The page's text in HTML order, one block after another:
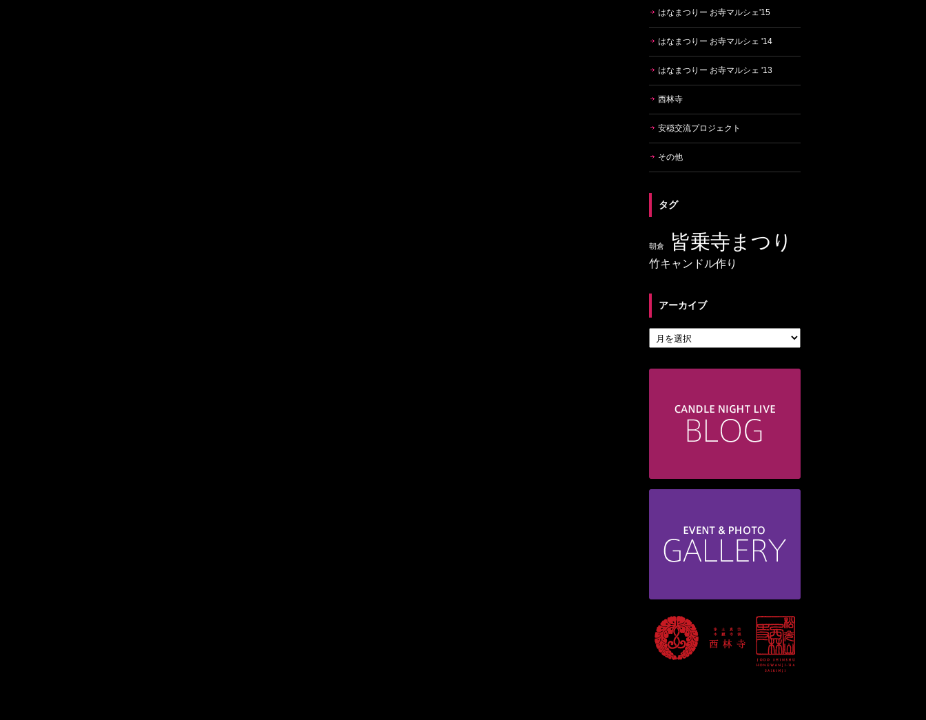
はなまつりー お寺マルシェ'15
はなまつりー お寺マルシェ '14
はなまつりー お寺マルシェ '13
西林寺
安穏交流プロジェクト
その他
タグ
朝倉 皆乗寺まつり
竹キャンドル作り
アーカイブ
アーカイブ